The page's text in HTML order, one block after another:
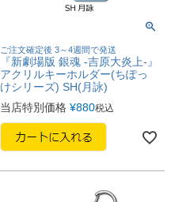
ご注文確定後 3～4週間で発送
『新劇場版 銀魂 -吉原大炎上-』
アクリルキーホルダー(ちぽっ
けシリーズ) SH(月詠)
当店特別価格 ¥880税込